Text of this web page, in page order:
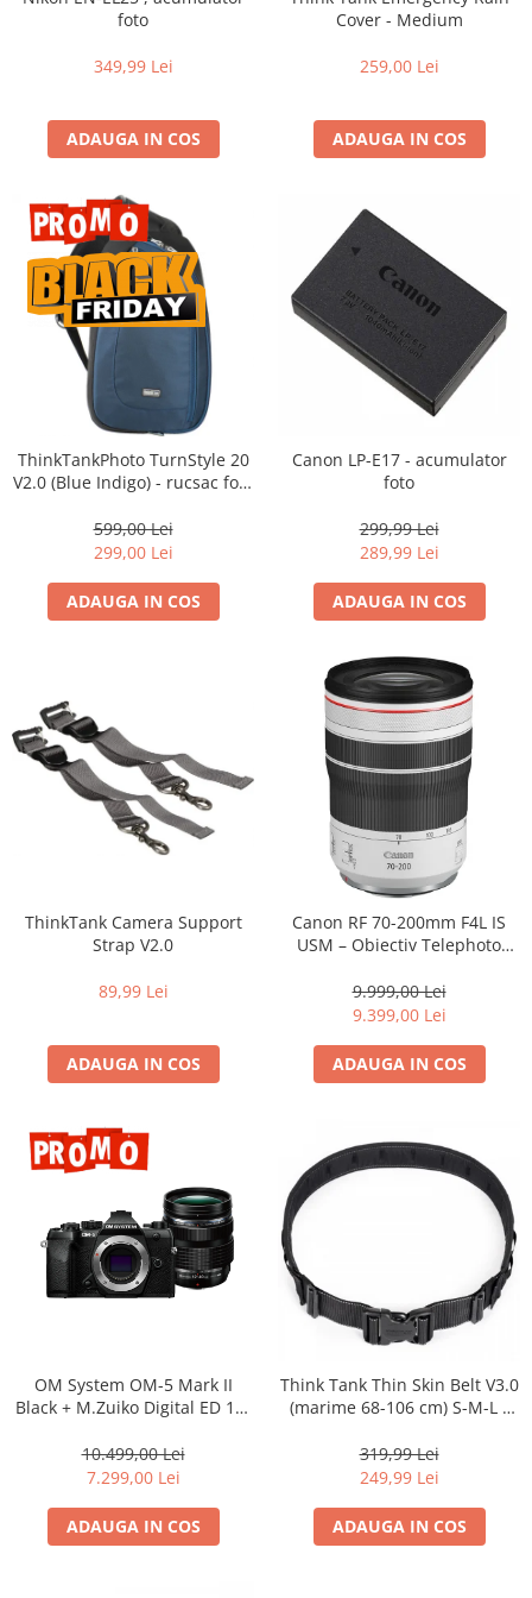
Compatibil Sony
Comander TTL
Cabluri si Patine Sincron
Alimentare auxiliara blitz
Protectie patina apa, ploaie
Bounce-uri, Softbox-uri
Ring-Flash Adaptor
Bracket-uri si suporti
Huse protectie blitz extern
Huse protectie filtre gel
Carduri memorie, Cititoare
Carduri memorie
Cititoare carduri
Telecomenzi
LCD protectie
Recordere audio digitale
Acumulatori si baterii
Acumulatori Foto
incarcatoare
Tablete grafice
Alimentatoare 220V
Carcase de tip Cage, pentru
integrare in sisteme video
complexe
Curatare Senzor
Nivela patina
Transmitator de fisiere fara fir
Vizor
Accesorii diverse
foto
349,99 Lei
ADAUGA IN COS
Cover - Medium
259,00 Lei
ADAUGA IN COS
ThinkTankPhoto TurnStyle 20
V2.0 (Blue Indigo) - rucsac foto
599,00 Lei
299,00 Lei
ADAUGA IN COS
Canon LP-E17 - acumulator
foto
299,99 Lei
289,99 Lei
ADAUGA IN COS
ThinkTank Camera Support
Strap V2.0
89,99 Lei
ADAUGA IN COS
Canon RF 70-200mm F4L IS
USM – Obiectiv Telephoto
9.999,00 Lei
9.399,00 Lei
ADAUGA IN COS
OM System OM-5 Mark II
Black + M.Zuiko Digital ED 12-
camera mirrorless Micro Four
Thirds 20.4MP
10.499,00 Lei
7.299,00 Lei
ADAUGA IN COS
Think Tank Thin Skin Belt V3.0
(marime 68-106 cm) S-M-L -
319,99 Lei
249,99 Lei
ADAUGA IN COS